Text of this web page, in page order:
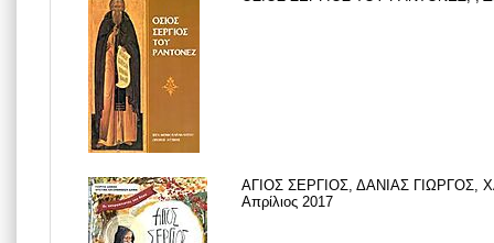
ΑΓΙΟΣ ΣΕΡΓΙΟΣ, ΔΑΝΙΑΣ ΓΙΩΡΓΟΣ,
Απρίλιος 2017